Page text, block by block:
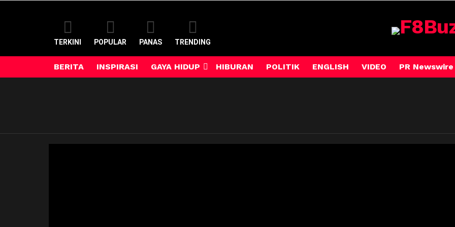
TERKINI POPULAR PANAS TRENDING
BERITA INSPIRASI GAYA HIDUP HIBURAN POLITIK ENGLISH VIDEO PR Newswire